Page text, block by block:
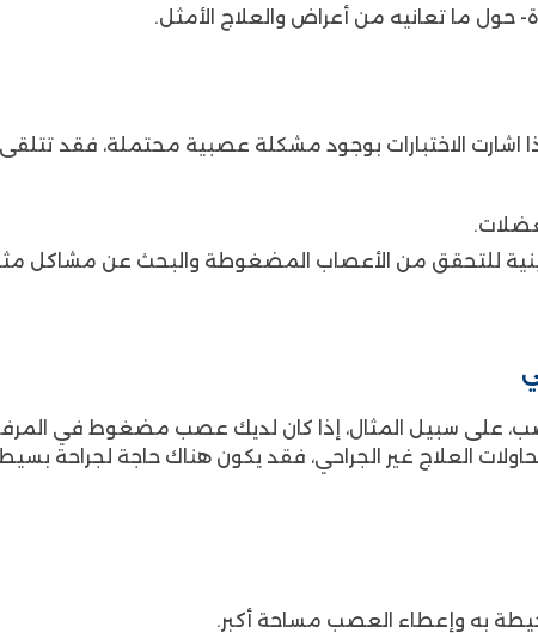
حول ما تعانيه من أعراض والعلاج الأمثل.
اشارت الاختبارات بوجود مشكلة عصبية محتملة، فقد
للتحقق من الأعصاب المضغوطة والبحث عن مشاكل
سبيل المثال، إذا كان لديك عصب مضغوط في المرفق
محاولات العلاج غير الجراحي، فقد يكون هناك حاجة
به وإعطاء العصب مساحة أكبر.